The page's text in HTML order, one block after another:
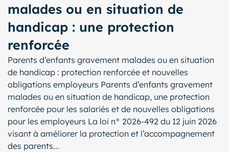
malades ou en situation de
handicap : une protection
renforcée
Parents d’enfants gravement malades ou en situation
de handicap : protection renforcée et nouvelles
obligations employeurs Parents d’enfants gravement
malades ou en situation de handicap, une protection
renforcée pour les salariés et de nouvelles obligations
pour les employeurs La loi n° 2026-492 du 12 juin 2026
visant à améliorer la protection et l’accompagnement
des parents...